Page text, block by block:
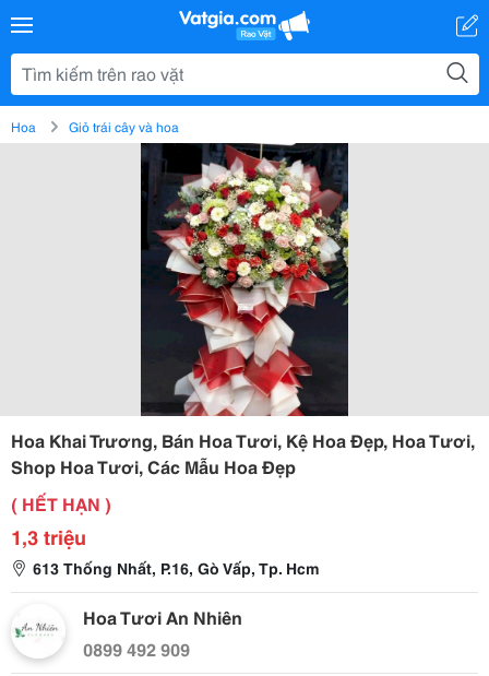
Hoa Giỏ trái cây và hoa
Hoa Khai Trương, Bán Hoa Tươi, Kệ Hoa Đẹp, Hoa Tươi,
Shop Hoa Tươi, Các Mẫu Hoa Đẹp
( HẾT HẠN )
1,3 triệu
613 Thống Nhất, P.16, Gò Vấp, Tp. Hcm
Hoa Tươi An Nhiên
0899 492 909